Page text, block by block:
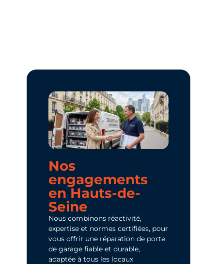
Nos
engagements
en Hauts-de-
Seine
Nous combinons réactivité,
expertise et normes certifiées, pour
vous offrir une réparation de porte
de garage fiable et durable,
adaptée à tous les locaux